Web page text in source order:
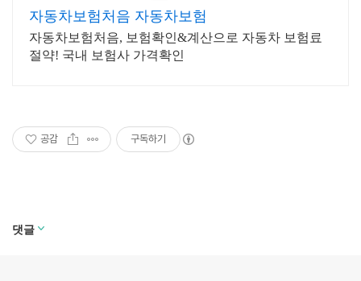
자동차보험처음 자동차보험
자동차보험처음, 보험확인&계산으로 자동차 보험료
절약! 국내 보험사 가격확인
공감 구독하기
댓글